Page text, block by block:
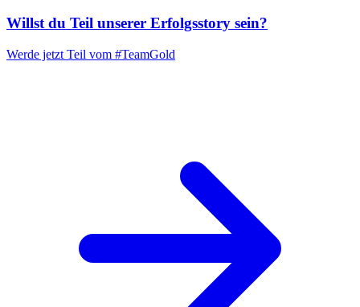
Willst du Teil unserer Erfolgsstory sein?
Werde jetzt Teil vom #TeamGold